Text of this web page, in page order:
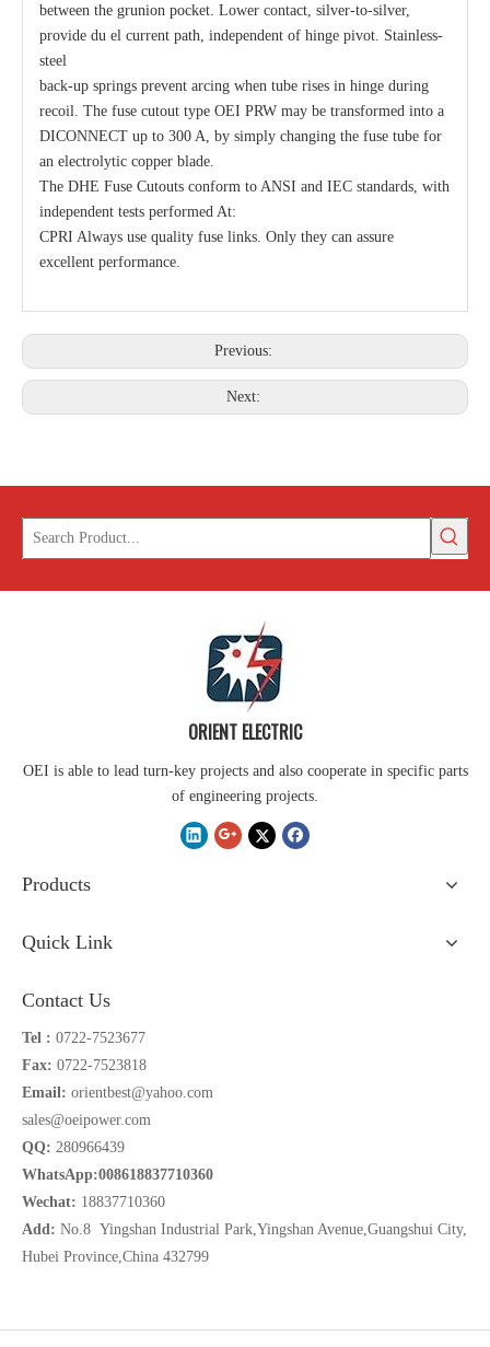
between the grunion pocket. Lower contact, silver-to-silver,
provide du el current path, independent of hinge pivot. Stainless-
steel
back-up springs prevent arcing when tube rises in hinge during
recoil. The fuse cutout type OEI PRW may be transformed into a
DICONNECT up to 300 A, by simply changing the fuse tube for
an electrolytic copper blade.
The DHE Fuse Cutouts conform to ANSI and IEC standards, with
independent tests performed At:
CPRI Always use quality fuse links. Only they can assure
excellent performance.
Previous:
Next:
ORIENT ELECTRIC
OEI is able to lead turn-key projects and also cooperate in specific parts
of engineering projects.
Products
Quick Link
Contact Us
Tel : 0722-7523677
Fax: 0722-7523818
Email: orientbest@yahoo.com
sales@oeipower.com
QQ: 280966439
WhatsApp:008618837710360
Wechat: 18837710360
Add: No.8 Yingshan Industrial Park,Yingshan Avenue,Guangshui City,
Hubei Province,China 432799